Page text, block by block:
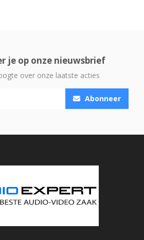
je op onze nieuwsbrief
over onze laatste acties
Abonneer